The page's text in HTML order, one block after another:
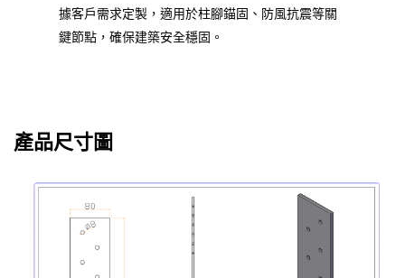
據客戶需求定製，適用於柱腳錨固、防風抗震等關
鍵節點，確保建築安全穩固。
產品尺寸圖